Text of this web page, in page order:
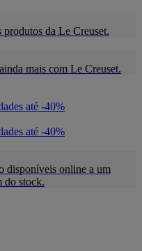
da Le Creuset.
mais com Le Creuset.
até -40%
até -40%
disponíveis online a um
do stock.